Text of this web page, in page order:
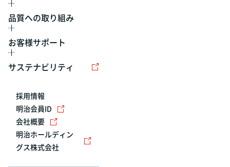
品質への取り組み
お客様サポート
サステナビリティ
採用情報
明治会員ID
会社概要
明治ホールディン
グス株式会社